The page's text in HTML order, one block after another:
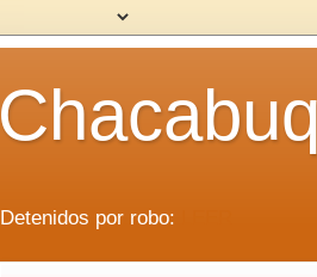
Detenidos por robo: